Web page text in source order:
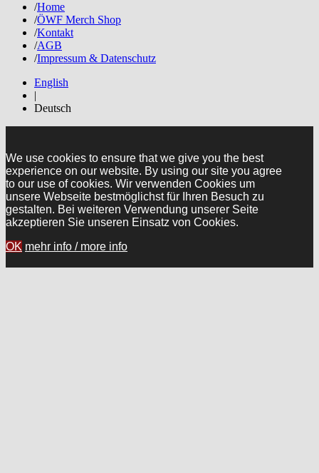
/Home
/ÖWF Merch Shop
/Kontakt
/AGB
/Impressum & Datenschutz
English
Deutsch
We use cookies to ensure that we give you the best
experience on our website. By using our site you agree
to our use of cookies. Wir verwenden Cookies um
unsere Webseite bestmöglichst für Ihren Besuch zu
gestalten. Bei weiteren Verwendung unserer Seite
akzeptieren Sie unseren Einsatz von Cookies.
OK mehr info / more info